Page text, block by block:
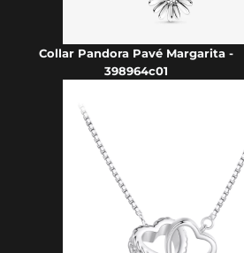
Collar Pandora Pavé Margarita -
398964c01